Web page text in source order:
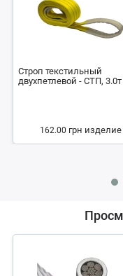
Строп текстильный
двухпетлевой - СТП, 3.0т
162.00 грн изделие